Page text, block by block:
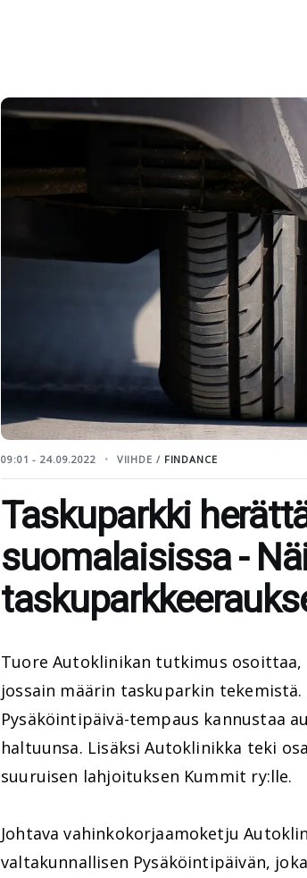
09:01 - 24.09.2022 VIIHDE / FINDANCE
Taskuparkki
suomalaisissa -
Tuore Autoklinikan tutkimus
jossain määrin taskuparkin
Pysäköintipäivä-tempaus kannustaa
haltuunsa. Lisäksi Autoklinikka teki
suuruisen lahjoituksen Kummit ry:lle.
Johtava vahinkokorjaamoketju
valtakunnallisen Pysäköintipäivän,